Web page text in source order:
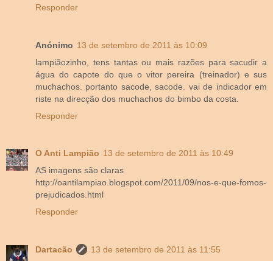
Responder
Anónimo 13 de setembro de 2011 às 10:09
lampiãozinho, tens tantas ou mais razões para sacudir a
água do capote do que o vitor pereira (treinador) e sus
muchachos. portanto sacode, sacode. vai de indicador em
riste na direcção dos muchachos do bimbo da costa.
Responder
O Anti Lampião 13 de setembro de 2011 às 10:49
AS imagens são claras
http://oantilampiao.blogspot.com/2011/09/nos-e-que-fomos-
prejudicados.html
Responder
Dartacão
13 de setembro de 2011 às 11:55